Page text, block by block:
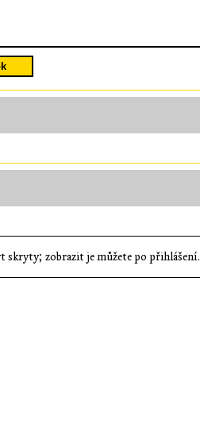
skryty; zobrazit je můžete po přihlášení.